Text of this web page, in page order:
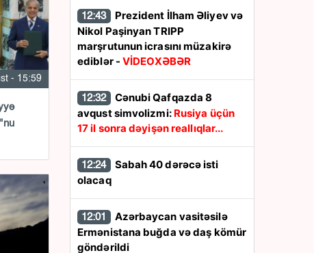
- 15:59
12:43
Nikol Paşinyan TRIPP
marşrutunun icrasını müzakirə
ediblər - VİDEOXƏBƏR
12:32
avqust simvolizmi: Rusiya üçün
17 il sonra dəyişən reallıqlar...
12:24
olacaq
12:01
Ermənistana buğda və daş kömür
göndərildi